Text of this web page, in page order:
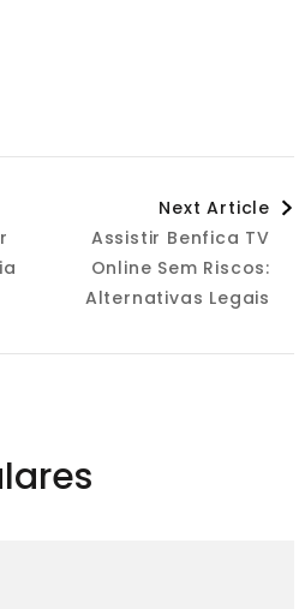
Next Article
Assistir Benfica TV
Online Sem Riscos:
Alternativas Legais